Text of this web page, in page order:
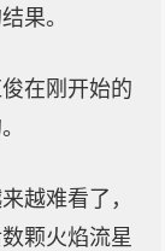
果。
在刚开始的
越难看了，
颗火焰流星